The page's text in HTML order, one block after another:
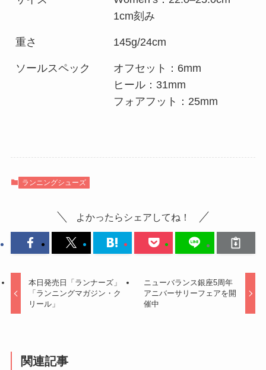
1cm刻み
重さ 145g/24cm
ソールスペック
オフセット：6mm
ヒール：31mm
フォアフット：25mm
ランニングシューズ
よかったらシェアしてね！
本日発売日「ランナーズ」
「ランニングマガジン・ク
リール」
ニューバランス銀座5周年
アニバーサリーフェアを開
催中
関連記事